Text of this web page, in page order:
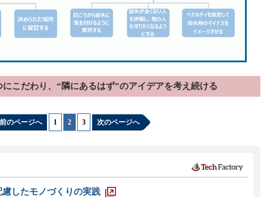
にこだわり、“隣にあるはず”のアイデアを考え続ける
前のページへ 1 2 3 次のページへ
慮したモノづくりの実践